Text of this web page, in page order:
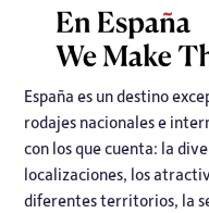
España es un destino
rodajes nacionales e
con los que cuenta: la
localizaciones, los
diferentes territorios, la